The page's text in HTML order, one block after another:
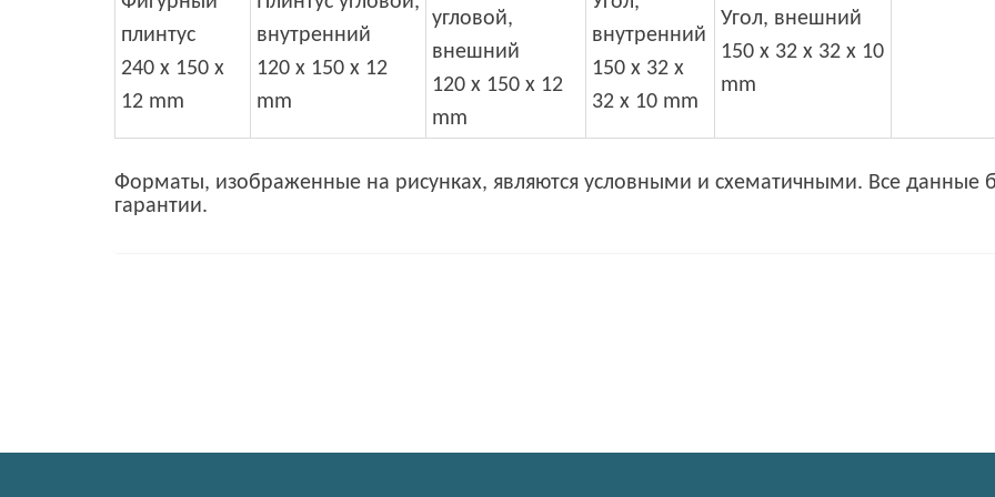
плинтус
240 x 150 x
12 mm
внутренний
120 x 150 x 12
mm
угловой,
внешний
120 x 150 x 12
mm
внутренний
150 x 32 x
32 x 10 mm
Угол, внешний
150 x 32 x 32 x 10
mm
Форматы, изображенные на рисунках, являются условными и схематичными. Все данные
гарантии.